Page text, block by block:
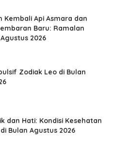
Kembali Api Asmara dan
Baru: Ramalan
2026
Zodiak Leo di Bulan
dan Hati: Kondisi Kesehatan
Bulan Agustus 2026